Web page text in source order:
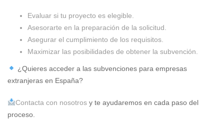
Evaluar si tu proyecto es elegible.
Asesorarte en la preparación de la solicitud.
Asegurar el cumplimiento de los requisitos.
Maximizar las posibilidades de obtener la subvención.
¿Quieres acceder a las subvenciones para empresas
extranjeras en España?
Contacta con nosotrosy te ayudaremos en cada paso del
proceso.